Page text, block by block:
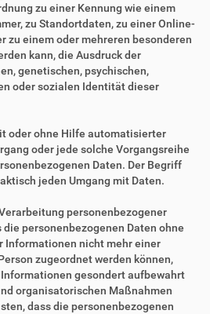
zu einer Kennung wie einem
zu Standortdaten, zu einer Online-
zu einem oder mehreren besonderen
kann, die Ausdruck der
genetischen, psychischen,
oder sozialen Identität dieser
oder ohne Hilfe automatisierter
oder jede solche Vorgangsreihe
Daten. Der Begriff
jeden Umgang mit Daten.
personenbezogener
die personenbezogenen Daten ohne
Informationen nicht mehr einer
zugeordnet werden können,
gesondert aufbewahrt
organisatorischen Maßnahmen
dass die personenbezogenen